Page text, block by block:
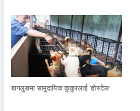
बागलुङमा सामुदायिक कुकुरलाई ‘होस्टेल’